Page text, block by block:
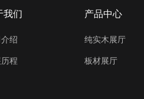
我们
绍
程
产品中心
纯实木展厅
板材展厅